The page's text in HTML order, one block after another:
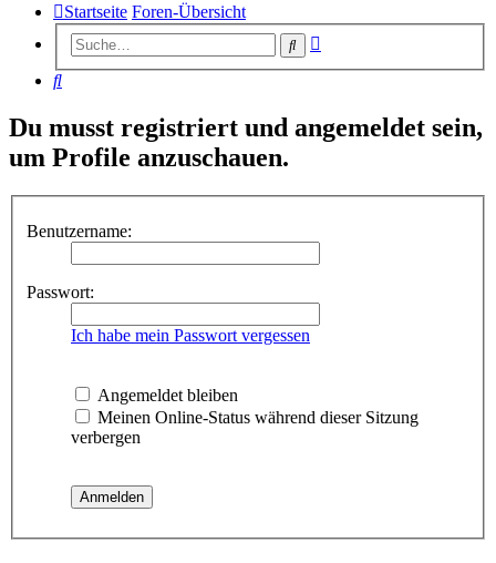
Startseite Foren-Übersicht
Suche
Suche
Du musst registriert und angemeldet sein,
um Profile anzuschauen.
Benutzername:
Passwort:
Ich habe mein Passwort vergessen
Angemeldet bleiben
Meinen Online-Status während dieser Sitzung
verbergen